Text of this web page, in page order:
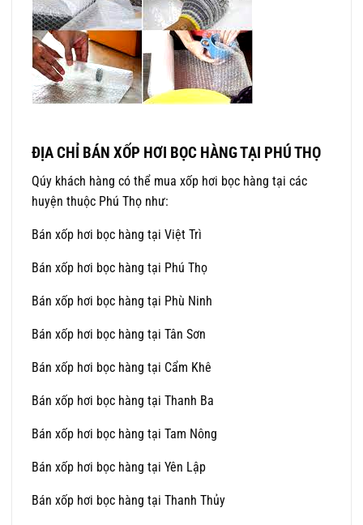
ĐỊA CHỈ BÁN XỐP HƠI BỌC HÀNG TẠI PHÚ THỌ
Qúy khách hàng có thể mua xốp hơi bọc hàng tại các
huyện thuộc Phú Thọ như:
Bán xốp hơi bọc hàng tại Việt Trì
Bán xốp hơi bọc hàng tại Phú Thọ
Bán xốp hơi bọc hàng tại Phù Ninh
Bán xốp hơi bọc hàng tại Tân Sơn
Bán xốp hơi bọc hàng tại Cẩm Khê
Bán xốp hơi bọc hàng tại Thanh Ba
Bán xốp hơi bọc hàng tại Tam Nông
Bán xốp hơi bọc hàng tại Yên Lập
Bán xốp hơi bọc hàng tại Thanh Thủy